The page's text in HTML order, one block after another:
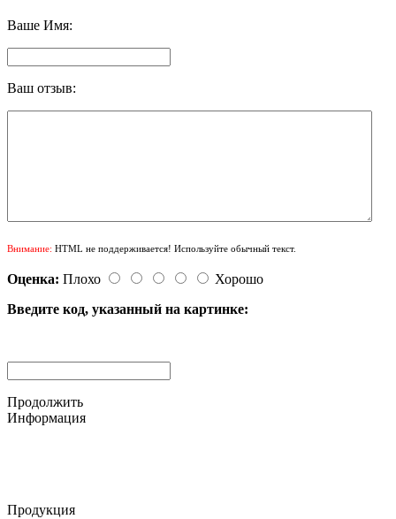
Ваше Имя:
Ваш отзыв:
Внимание: HTML не поддерживается! Используйте обычный текст.
Оценка: Плохо
Хорошо
Введите код, указанный на картинке:
Продолжить
Информация
Продукция